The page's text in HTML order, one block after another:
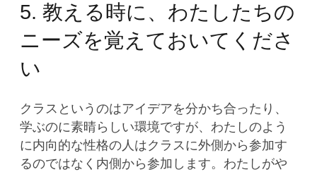
5. 教える時に、わたしたちの
ニーズを覚えておいてくださ
い
クラスというのはアイデアを分かち合ったり、
学ぶのに素晴らしい環境ですが、わたしのよう
に内向的な性格の人はクラスに外側から参加す
るのではなく内側から参加します。わたしがや